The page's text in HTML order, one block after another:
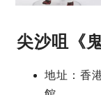
尖沙咀《
地址：香